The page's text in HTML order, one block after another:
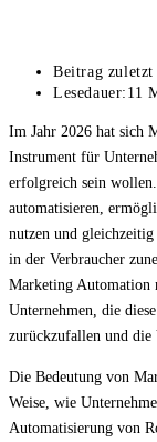
Beitrag zuletzt
Lesedauer: 11
Im Jahr 2026 hat sich
Instrument für
erfolgreich sein
automatisieren,
nutzen und
in der Verbraucher
Marketing Automation
Unternehmen, die
zurückzufallen und die
Die Bedeutung von
Weise, wie
Automatisierung von